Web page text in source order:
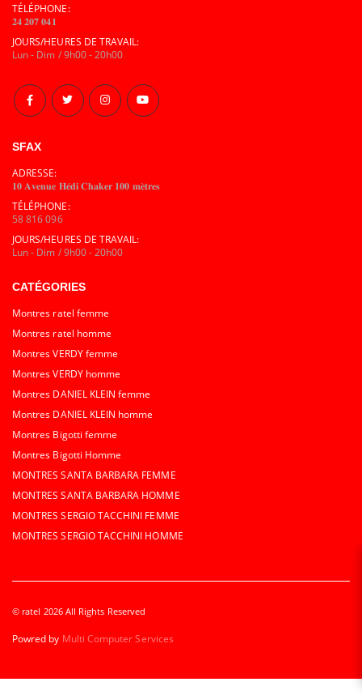
TÉLÉPHONE:
𝟐𝟒 𝟐𝟎𝟕 𝟎𝟒𝟏
JOURS/HEURES DE TRAVAIL:
Lun - Dim / 9h00 - 20h00
SFAX
ADRESSE:
𝟏𝟎 𝐀𝐯𝐞𝐧𝐮𝐞 𝐇𝐞́𝐝𝐢 𝐂𝐡𝐚𝐤𝐞𝐫 𝟏𝟎𝟎 𝐦𝐞̀𝐭𝐫𝐞𝐬
TÉLÉPHONE:
58 816 096
JOURS/HEURES DE TRAVAIL:
Lun - Dim / 9h00 - 20h00
CATÉGORIES
Montres ratel femme
Montres ratel homme
Montres VERDY femme
Montres VERDY homme
Montres DANIEL KLEIN femme
Montres DANIEL KLEIN homme
Montres Bigotti femme
Montres Bigotti Homme
MONTRES SANTA BARBARA FEMME
MONTRES SANTA BARBARA HOMME
MONTRES SERGIO TACCHINI FEMME
MONTRES SERGIO TACCHINI HOMME
© ratel 2026 All Rights Reserved
Powred by Multi Computer Services